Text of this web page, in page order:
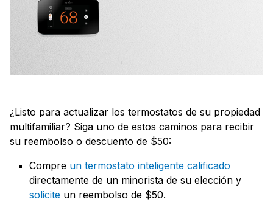
¿Listo para actualizar los termostatos de su propiedad
multifamiliar? Siga uno de estos caminos para recibir
su reembolso o descuento de $50:
Compre un termostato inteligente calificado
directamente de un minorista de su elección y
solicite un reembolso de $50.